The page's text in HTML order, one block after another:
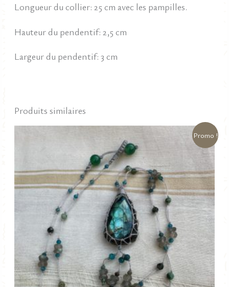
Longueur du collier: 25 cm avec les pampilles.
Hauteur du pendentif: 2,5 cm
Largeur du pendentif: 3 cm
Produits similaires
Promo !